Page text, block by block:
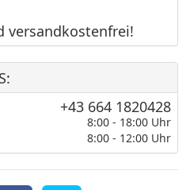
versandkostenfrei!
+43 664 1820428
8:00 - 18:00 Uhr
8:00 - 12:00 Uhr